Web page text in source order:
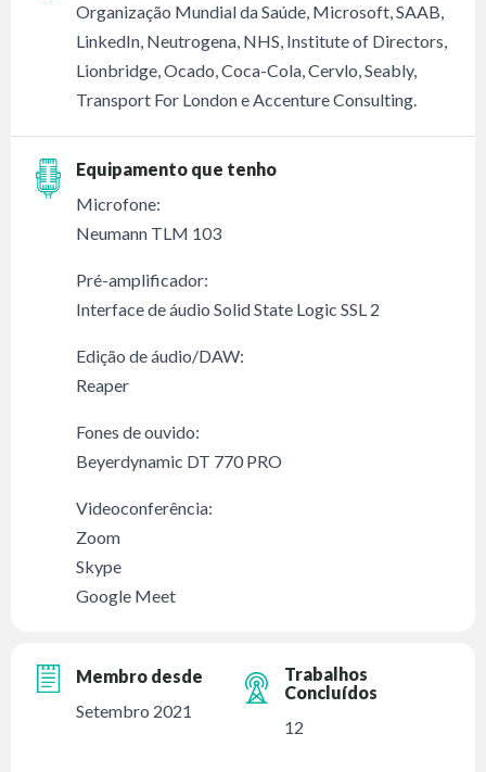
Organização Mundial da Saúde, Microsoft, SAAB,
LinkedIn, Neutrogena, NHS, Institute of Directors,
Lionbridge, Ocado, Coca-Cola, Cervlo, Seably,
Transport For London e Accenture Consulting.
Equipamento que tenho
Microfone:
Neumann TLM 103
Pré-amplificador:
Interface de áudio Solid State Logic SSL 2
Edição de áudio/DAW:
Reaper
Fones de ouvido:
Beyerdynamic DT 770 PRO
Videoconferência:
Zoom
Skype
Google Meet
Membro desde
Setembro 2021
Trabalhos
Concluídos
12